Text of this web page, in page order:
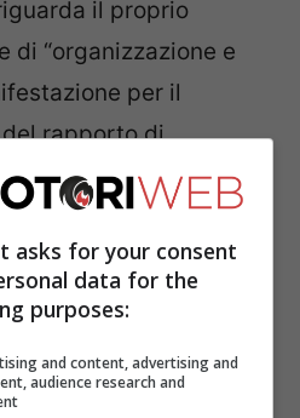
il proprio
di “organizzazione e
per il
rapporto di
F1”, per un totale di 5
dal 2022 al
for your consent
data for the
purposes:
and content, advertising and
audience research and